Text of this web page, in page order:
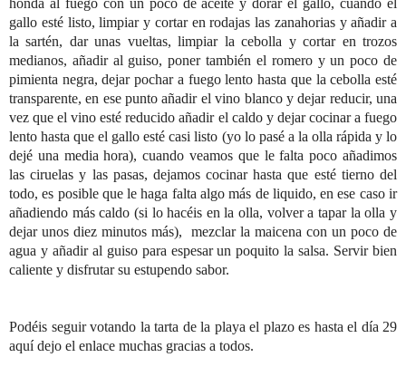
honda al fuego con un poco de aceite y dorar el gallo, cuando el
gallo esté listo, limpiar y cortar en rodajas las zanahorias y añadir a
la sartén, dar unas vueltas, limpiar la cebolla y cortar en trozos
medianos, añadir al guiso, poner también el romero y un poco de
pimienta negra, dejar pochar a fuego lento hasta que la cebolla esté
transparente, en ese punto añadir el vino blanco y dejar reducir, una
vez que el vino esté reducido añadir el caldo y dejar cocinar a fuego
lento hasta que el gallo esté casi listo (yo lo pasé a la olla rápida y lo
dejé una media hora), cuando veamos que le falta poco añadimos
las ciruelas y las pasas, dejamos cocinar hasta que esté tierno del
todo, es posible que le haga falta algo más de liquido, en ese caso ir
añadiendo más caldo (si lo hacéis en la olla, volver a tapar la olla y
dejar unos diez minutos más),
mezclar la maicena con un poco de
agua y añadir al guiso para espesar un poquito la salsa. Servir bien
caliente y disfrutar su estupendo sabor.
Podéis seguir votando la tarta de la playa el plazo es hasta el día 29
aquí dejo el enlace muchas gracias a todos.